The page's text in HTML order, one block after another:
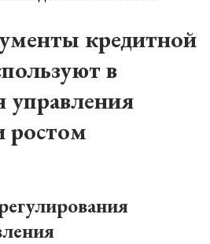
кредитной
в
управления
ростом